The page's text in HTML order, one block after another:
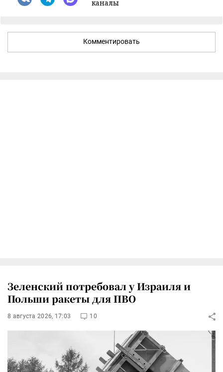
каналы
Комментировать
Зеленский потребовал у Израиля и
Польши ракеты для ПВО
8 августа 2026, 17:03 10